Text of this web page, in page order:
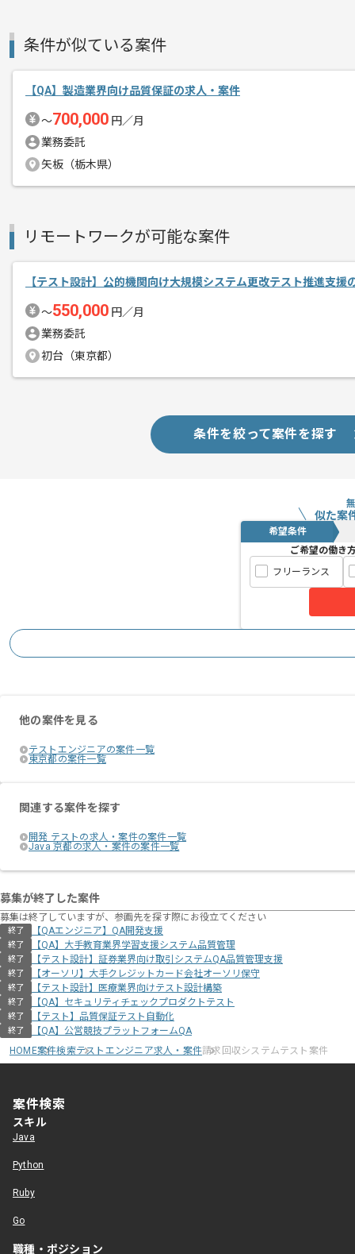
メント
レバテック実績有りの企業でございます
テストや外部設計経験がある方にマッチ
条件が似ている案件
【QA】製造業界向け品質保証の求人・案件
〜700,000 円／月
業務委託
矢板（栃木県）
リモートワークが可能な案件
【テスト設計】公的機関向け大規模システム更改テスト推進支援
〜550,000 円／月
業務委託
初台（東京都）
条件を絞って案件を探す
似た案
希望条件
ご希望の働き
フリーランス
他の案件を見る
テストエンジニアの案件一覧
東京都の案件一覧
関連する案件を探す
開発 テストの求人・案件の案件一覧
Java 京都の求人・案件の案件一覧
募集が終了した案件
募集は終了していますが、参画先を探す際にお役立てください
終了 【QAエンジニア】QA開発支援
終了 【QA】大手教育業界学習支援システム品質管理
終了 【テスト設計】証券業界向け取引システムQA品質管理支援
終了 【オーソリ】大手クレジットカード会社オーソリ保守
終了 【テスト設計】医療業界向けテスト設計構築
終了 【QA】セキュリティチェックプロダクトテスト
終了 【テスト】品質保証テスト自動化
終了
【QA】公営競技プラットフォームQA
HOME案件検索テストエンジニア求人・案件請求回収システムテスト案件
案件検索
スキル
Java
Python
Ruby
Go
職種・ポジション